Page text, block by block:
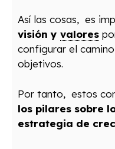
Así las cosas, es
visión y valores
configurar el
objetivos.
Por tanto, estos
los pilares sobre
estrategia de